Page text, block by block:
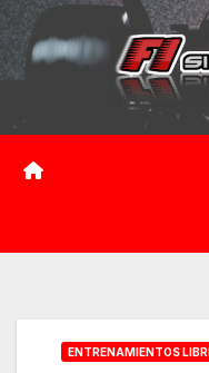
Saltar
contenido
ENTRENAMIENTOS